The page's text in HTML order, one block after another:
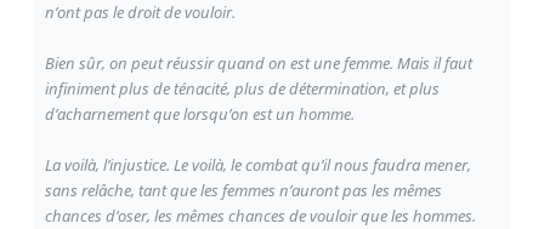
n’ont pas le droit de vouloir.
Bien sûr, on peut réussir quand on est une femme. Mais il faut
infiniment plus de ténacité, plus de détermination, et plus
d’acharnement que lorsqu’on est un homme.
La voilà, l’injustice. Le voilà, le combat qu’il nous faudra mener,
sans relâche, tant que les femmes n’auront pas les mêmes
chances d’oser, les mêmes chances de vouloir que les hommes.